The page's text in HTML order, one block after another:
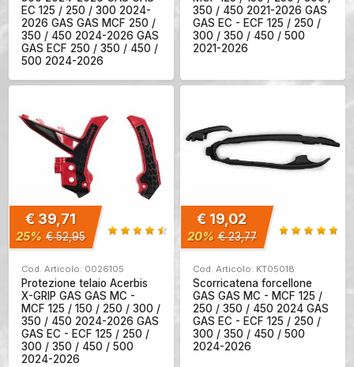
EC 125 / 250 / 300 2024-
2026 GAS GAS MCF 250 /
350 / 450 2024-2026 GAS
GAS ECF 250 / 350 / 450 /
500 2024-2026
350 / 450 2021-2026 GAS
GAS EC - ECF 125 / 250 /
300 / 350 / 450 / 500
2021-2026
€ 39,71
25% € 52,95
Cod. Articolo: 0026105
Protezione telaio Acerbis
X-GRIP GAS GAS MC -
MCF 125 / 150 / 250 / 300 /
350 / 450 2024-2026 GAS
GAS EC - ECF 125 / 250 /
300 / 350 / 450 / 500
2024-2026
€ 19,02
20% € 23,77
Cod. Articolo: KT05018
Scorricatena forcellone
GAS GAS MC - MCF 125 /
250 / 350 / 450 2024 GAS
GAS EC - ECF 125 / 250 /
300 / 350 / 450 / 500
2024-2026